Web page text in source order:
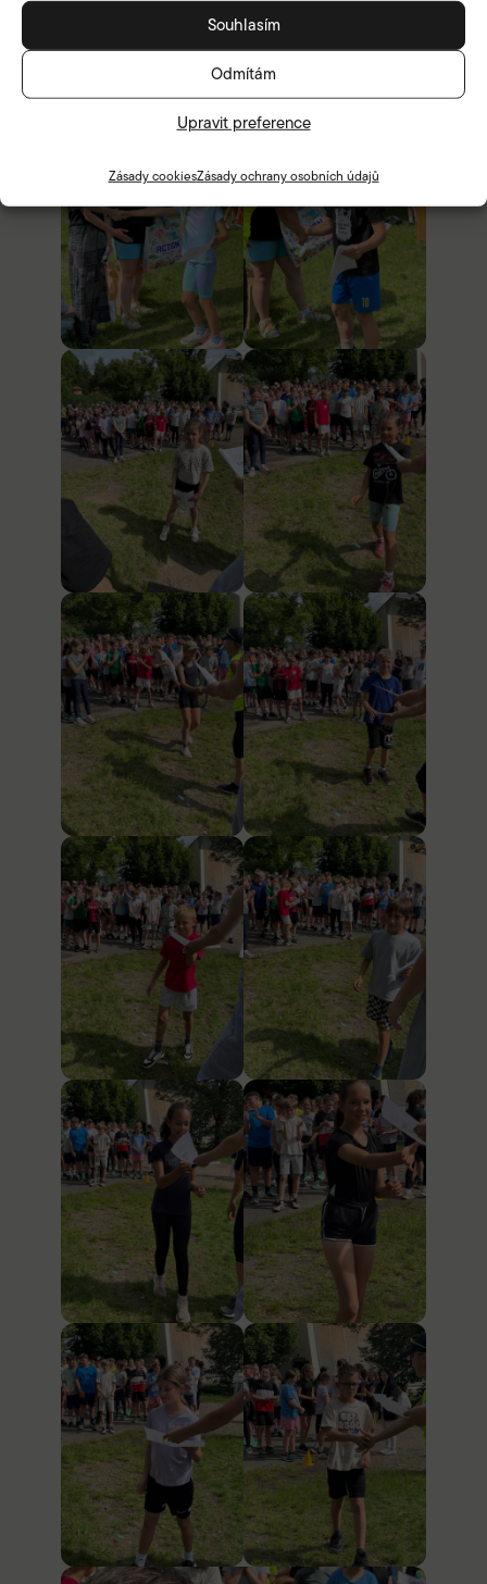
Souhlasím
Odmítám
Upravit preference
Zásady cookiesZásady ochrany osobních údajů